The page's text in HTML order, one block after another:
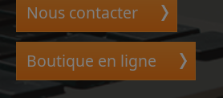
Nous contacter
Boutique en ligne